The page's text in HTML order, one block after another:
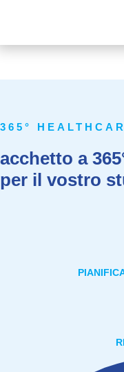
365°
acchetto a
per il vostro